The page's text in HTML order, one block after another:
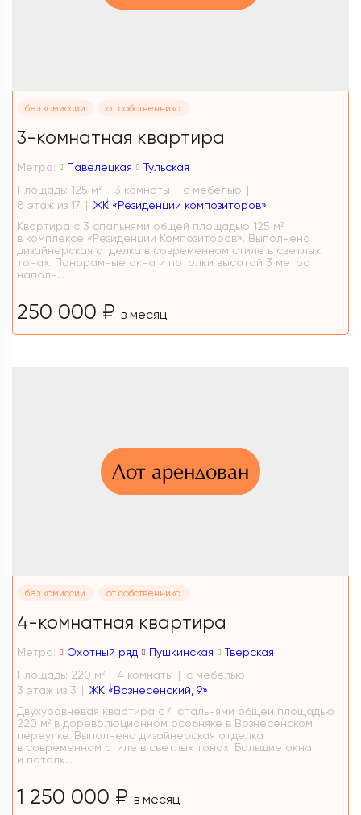
без комиссии от собственника
3-комнатная квартира
Метро: Павелецкая
Тульская
Площадь: 125 м 2 3 комнаты
с мебелью
8 этаж из 17
ЖК «Резиденции композиторов»
Квартира с 3 спальнями общей площадью 125 м²
в комплексе «Резиденции Композиторов». Выполнена
дизайнерская отделка в современном стиле в светлых
тонах. Панорамные окна и потолки высотой 3 метра
наполн...
250 000 ₽ в месяц
Лот арендован
без комиссии от собственника
4-комнатная квартира
Метро: Охотный ряд Пушкинская
Тверская
Площадь: 220 м 2 4 комнаты
с мебелью
3 этаж из 3
ЖК «Вознесенский, 9»
Двухуровневая квартира с 4 спальнями общей площадью
220 м² в дореволюционном особняке в Вознесенском
переулке. Выполнена дизайнерская отделка
в современном стиле в светлых тонах. Большие окна
и потолк...
1 250 000 ₽ в месяц